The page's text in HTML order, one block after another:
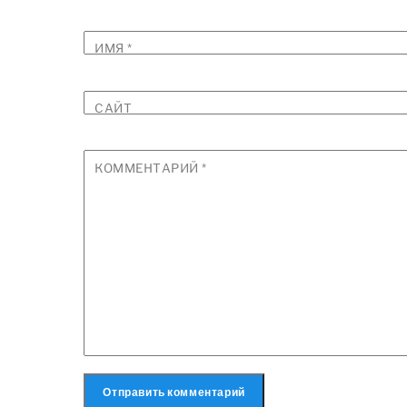
ИМЯ*
САЙТ
КОММЕНТАРИЙ*